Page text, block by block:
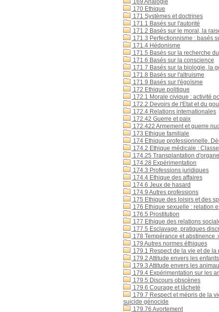
169 Analogie
170 Ethique
171 Systèmes et doctrines
171.1 Basés sur l'autorité
171.2 Basés sur le moral, la
171.3 Perfectionnisme : basés
171.4 Hédonisme
171.5 Basés sur la recherche
171.6 Basés sur la conscience
171.7 Basés sur la biologie, la
171.8 Basés sur l'altruisme
171.9 Basés sur l'égoïsme
172 Ethique politique
172.1 Morale civique : activité
172.2 Devoirs de l'Etat et du
172.4 Relations internationales
172.42 Guerre et paix
172.422 Armement et guerre
173 Ethique familiale
174 Ethique professionnelle.
174.2 Ethique médicale :
174.25 Transplantation
174.28 Expérimentation
174.3 Professions juridiques
174.4 Ethique des affaires
174.6 Jeux de hasard
174.9 Autres professions
175 Ethique des loisirs et des
176 Ethique sexuelle : relation
176.5 Prostitution
177 Ethique des relations
177.5 Esclavage, pratiques
178 Tempérance et abstinence
179 Autres normes éthiques
179.1 Respect de la vie et de la
179.2 Attitude envers les enfants
179.3 Attitude envers les
179.4 Expérimentation sur les
179.5 Discours obscènes
179.6 Courage et lâcheté
179.7 Respect et mépris de la
suicide génocide
179.76 Avortement